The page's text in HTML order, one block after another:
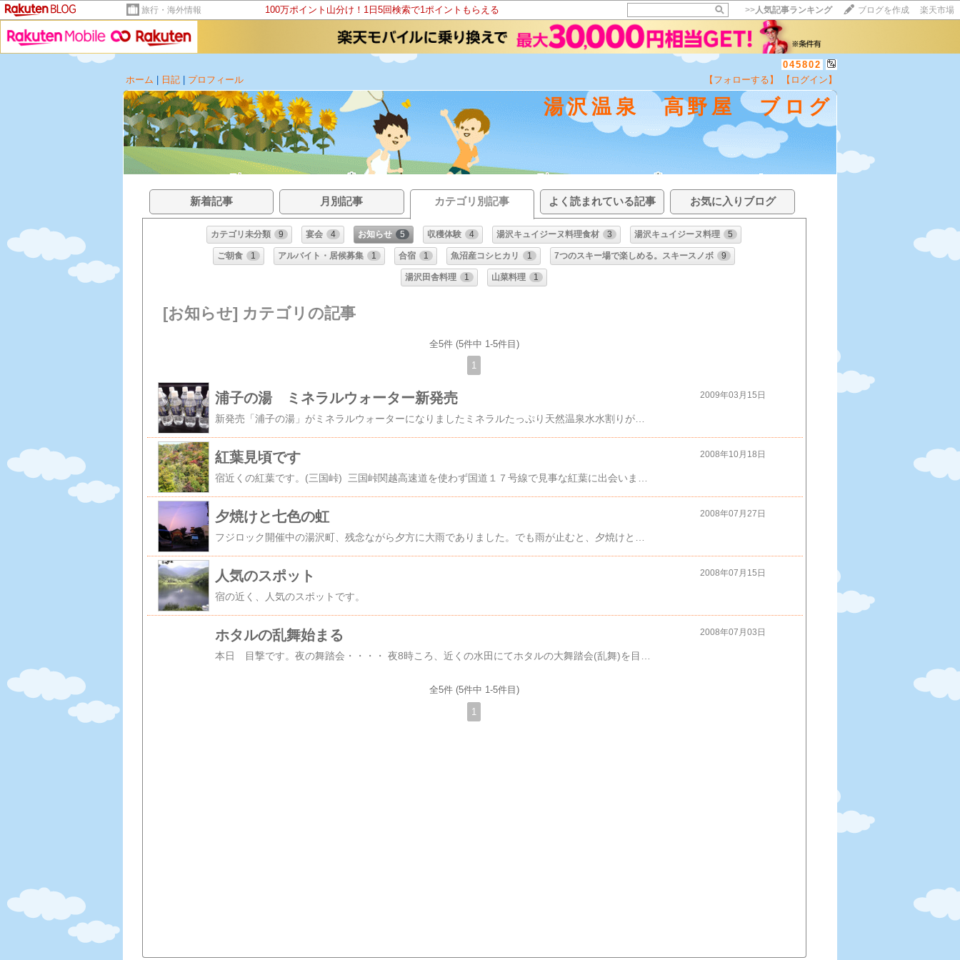
旅行・海外情報 100万ポイント山分け！1日5回検索で1ポイントもらえる >>人気記事ランキング ブログを作成 楽天市場
045802
ホーム
日記 プロフィール 【フォローする】 【ログイン】
湯沢温泉 高野屋 ブログ
新着記事 月別記事 カテゴリ別記事 よく読まれている記事 お気に入りブログ
カテゴリ未分類 9 宴会 4 お知らせ 5 収穫体験 4 湯沢キュイジーヌ料理食材 3 湯沢キュイジーヌ料理 5
ご朝食 1 アルバイト・居候募集 1 合宿 1 魚沼産コシヒカリ 1 7つのスキー場で楽しめる。スキースノボ 9
湯沢田舎料理 1 山菜料理 1
[お知らせ] カテゴリの記事
全5件 (5件中 1-5件目)
1
浦子の湯 ミネラルウォーター新発売
新発売「浦子の湯」がミネラルウォーターになりましたミネラルたっぷり天然温泉水水割りが最高 そのままでも美味しい 500ml 150円です戻る
2009年03月15日
紅葉見頃です 2008年10月18日
夕焼けと七色の虹 2008年07月27日
人気のスポット
宿の近く、人気のスポットです。
2008年07月15日
ホタルの乱舞始まる 2008年07月03日
全5件 (5件中 1-5件目)
1